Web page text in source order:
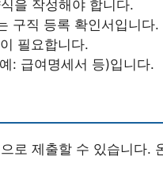
을 작성해야 합니다.
구직 등록 확인서입니다.
필요합니다.
: 급여명세서 등)입니다.
로 제출할 수 있습니다.